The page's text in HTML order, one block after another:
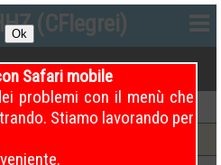
(CFlegrei)
Ok
Safari mobile
problemi con il menù che
Stiamo lavorando per
5/8/2026 00 – 04